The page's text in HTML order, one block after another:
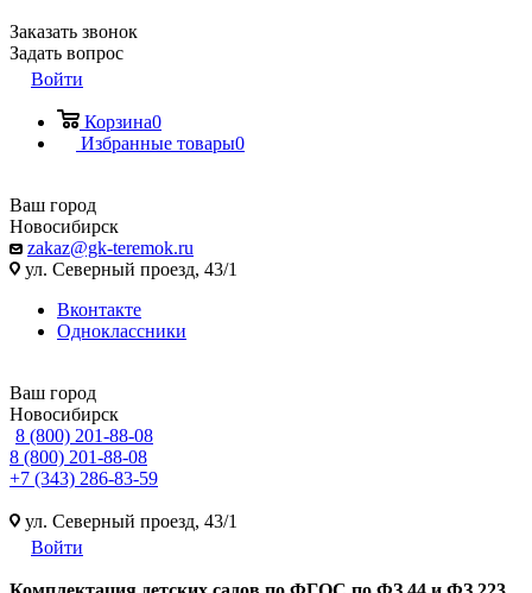
Заказать звонок
Задать вопрос
Войти
Корзина0
Избранные товары0
Ваш город
Новосибирск
zakaz@gk-teremok.ru
ул. Северный проезд, 43/1
Вконтакте
Одноклассники
Ваш город
Новосибирск
8 (800) 201-88-08
8 (800) 201-88-08
+7 (343) 286-83-59
ул. Северный проезд, 43/1
Войти